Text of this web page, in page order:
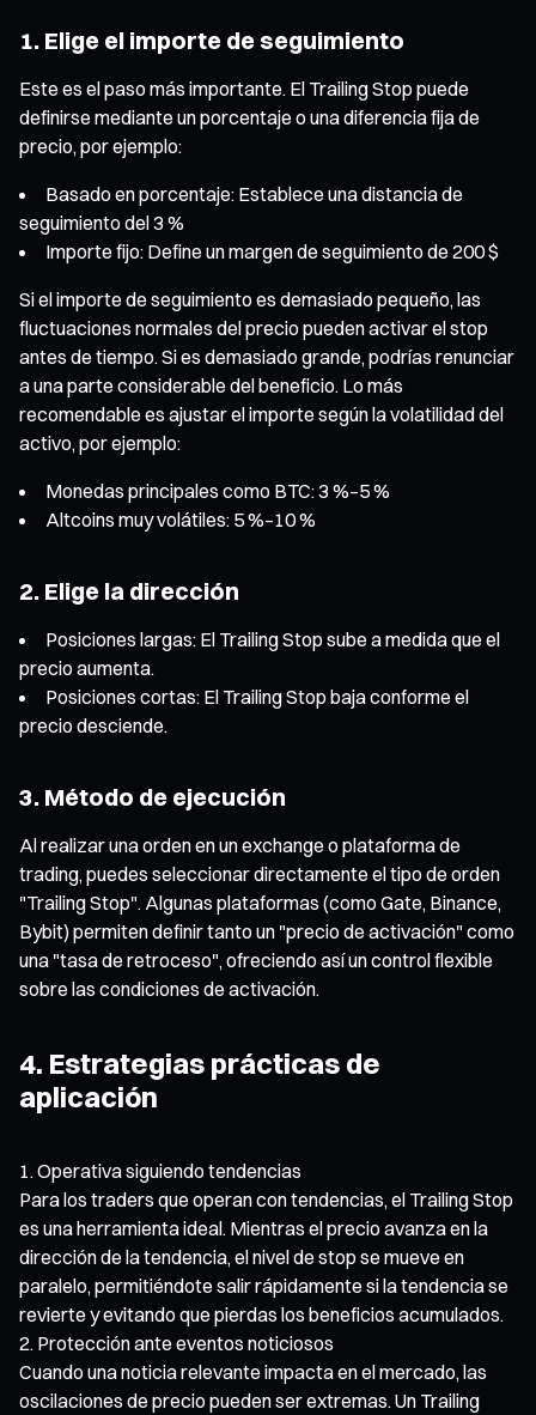
1. Elige el importe de seguimiento
Este es el paso más importante. El Trailing Stop puede
definirse mediante un porcentaje o una diferencia fija de
precio, por ejemplo:
Basado en porcentaje: Establece una distancia de
seguimiento del 3 %
Importe fijo: Define un margen de seguimiento de 200 $
Si el importe de seguimiento es demasiado pequeño, las
fluctuaciones normales del precio pueden activar el stop
antes de tiempo. Si es demasiado grande, podrías renunciar
a una parte considerable del beneficio. Lo más
recomendable es ajustar el importe según la volatilidad del
activo, por ejemplo:
Monedas principales como BTC: 3 %–5 %
Altcoins muy volátiles: 5 %–10 %
2. Elige la dirección
Posiciones largas: El Trailing Stop sube a medida que el
precio aumenta.
Posiciones cortas: El Trailing Stop baja conforme el
precio desciende.
3. Método de ejecución
Al realizar una orden en un exchange o plataforma de
trading, puedes seleccionar directamente el tipo de orden
"Trailing Stop". Algunas plataformas (como Gate, Binance,
Bybit) permiten definir tanto un "precio de activación" como
una "tasa de retroceso", ofreciendo así un control flexible
sobre las condiciones de activación.
4. Estrategias prácticas de
aplicación
Operativa siguiendo tendencias
Para los traders que operan con tendencias, el Trailing Stop
es una herramienta ideal. Mientras el precio avanza en la
dirección de la tendencia, el nivel de stop se mueve en
paralelo, permitiéndote salir rápidamente si la tendencia se
revierte y evitando que pierdas los beneficios acumulados.
Protección ante eventos noticiosos
Cuando una noticia relevante impacta en el mercado, las
oscilaciones de precio pueden ser extremas. Un Trailing